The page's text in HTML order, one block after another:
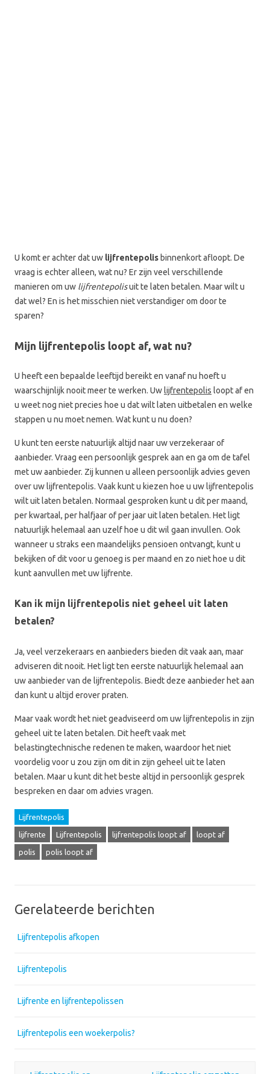
U komt er achter dat uw lijfrentepolis binnenkort afloopt. De
vraag is echter alleen, wat nu? Er zijn veel verschillende
manieren om uw lijfrentepolisuit te laten betalen. Maar wilt u
dat wel? En is het misschien niet verstandiger om door te
sparen?
Mijn lijfrentepolis loopt af, wat nu?
U heeft een bepaalde leeftijd bereikt en vanaf nu hoeft u
waarschijnlijk nooit meer te werken. Uw lijfrentepolis loopt af en
u weet nog niet precies hoe u dat wilt laten uitbetalen en welke
stappen u nu moet nemen. Wat kunt u nu doen?
U kunt ten eerste natuurlijk altijd naar uw verzekeraar of
aanbieder. Vraag een persoonlijk gesprek aan en ga om de tafel
met uw aanbieder. Zij kunnen u alleen persoonlijk advies geven
over uw lijfrentepolis. Vaak kunt u kiezen hoe u uw lijfrentepolis
wilt uit laten betalen. Normaal gesproken kunt u dit per maand,
per kwartaal, per halfjaar of per jaar uit laten betalen. Het ligt
natuurlijk helemaal aan uzelf hoe u dit wil gaan invullen. Ook
wanneer u straks een maandelijks pensioen ontvangt, kunt u
bekijken of dit voor u genoeg is per maand en zo niet hoe u dit
kunt aanvullen met uw lijfrente.
Kan ik mijn lijfrentepolis niet geheel uit laten
betalen?
Ja, veel verzekeraars en aanbieders bieden dit vaak aan, maar
adviseren dit nooit. Het ligt ten eerste natuurlijk helemaal aan
uw aanbieder van de lijfrentepolis. Biedt deze aanbieder het aan
dan kunt u altijd erover praten.
Maar vaak wordt het niet geadviseerd om uw lijfrentepolis in zijn
geheel uit te laten betalen. Dit heeft vaak met
belastingtechnische redenen te maken, waardoor het niet
voordelig voor u zou zijn om dit in zijn geheel uit te laten
betalen. Maar u kunt dit het beste altijd in persoonlijk gesprek
bespreken en daar om advies vragen.
Lijfrentepolis
lijfrente Lijfrentepolis lijfrentepolis loopt af loopt af
polis polis loopt af
Gerelateerde berichten
Lijfrentepolis afkopen
Lijfrentepolis
Lijfrente en lijfrentepolissen
Lijfrentepolis een woekerpolis?